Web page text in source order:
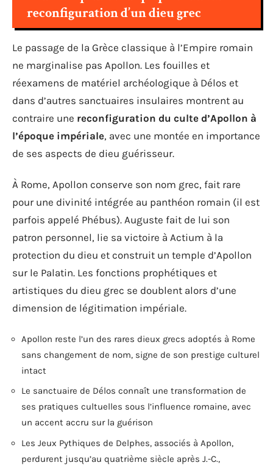
reconfiguration d’un dieu grec
Le passage de la Grèce classique à l’Empire romain
ne marginalise pas Apollon. Les fouilles et
réexamens de matériel archéologique à Délos et
dans d’autres sanctuaires insulaires montrent au
contraire une reconfiguration du culte d’Apollon à
l’époque impériale, avec une montée en importance
de ses aspects de dieu guérisseur.
À Rome, Apollon conserve son nom grec, fait rare
pour une divinité intégrée au panthéon romain (il est
parfois appelé Phébus). Auguste fait de lui son
patron personnel, lie sa victoire à Actium à la
protection du dieu et construit un temple d’Apollon
sur le Palatin. Les fonctions prophétiques et
artistiques du dieu grec se doublent alors d’une
dimension de légitimation impériale.
Apollon reste l’un des rares dieux grecs adoptés à Rome
sans changement de nom, signe de son prestige culturel
intact
Le sanctuaire de Délos connaît une transformation de
ses pratiques cultuelles sous l’influence romaine, avec
un accent accru sur la guérison
Les Jeux Pythiques de Delphes, associés à Apollon,
perdurent jusqu’au quatrième siècle après J.-C.,